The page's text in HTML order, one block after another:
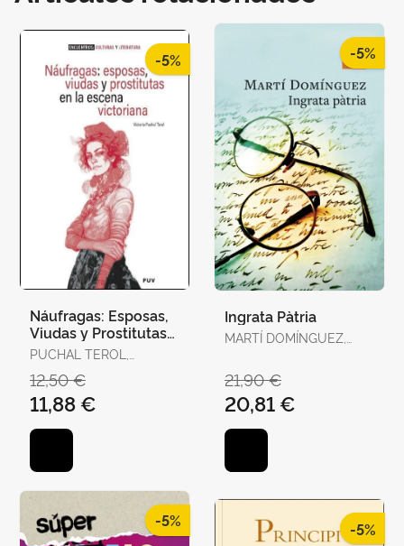
-5%
Náufragas: Esposas,
Viudas y Prostitutas
en la Escena
PUCHAL TEROL,
12,50 €
11,88 €
-5%
Ingrata Pàtria
MARTÍ DOMÍNGUEZ,
21,90 €
20,81 €
-5% -5%